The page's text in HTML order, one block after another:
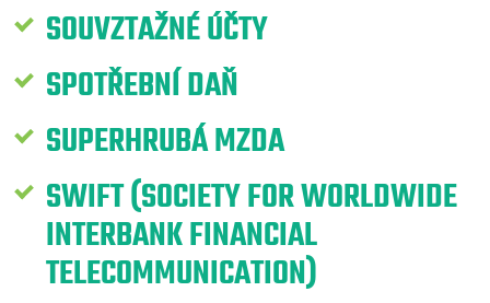
SOUVZTAŽNÉ ÚČTY
SPOTŘEBNÍ DAŇ
SUPERHRUBÁ MZDA
SWIFT (SOCIETY FOR WORLDWIDE
INTERBANK FINANCIAL
TELECOMMUNICATION)